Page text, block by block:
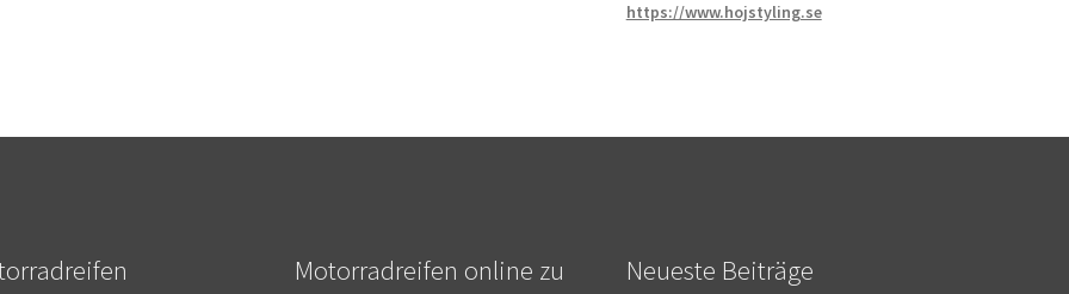
https://www.hojstyling.se
Motorradreifen online zu
Neueste Beiträge